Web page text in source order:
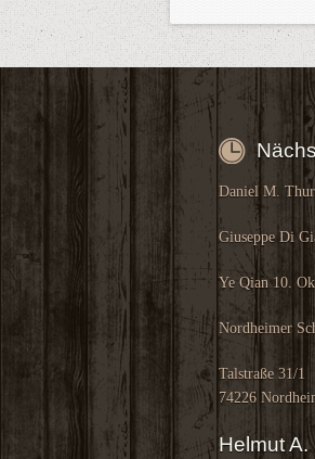
Daniel M.
Giuseppe Di
Ye Qian 10.
Nordheimer
Talstraße 31/1
74226
Helmut